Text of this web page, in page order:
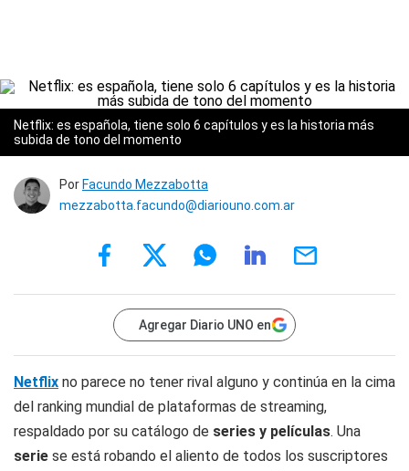
Netflix: es española, tiene solo 6 capítulos y es la historia más
subida de tono del momento
Por Facundo Mezzabotta
mezzabotta.facundo@diariouno.com.ar
Agregar Diario UNO en
Netflix no parece no tener rival alguno y continúa en la cima
del ranking mundial de plataformas de streaming,
respaldado por su catálogo de series y películas. Una
serie se está robando el aliento de todos los suscriptores